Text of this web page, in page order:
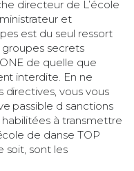
directeur de L’école
et
est du seul ressort
secrets
de quelle que
interdite. En ne
directives, vous vous
passible d sanctions
habilitées à transmettre
de danse TOP
soit, sont les